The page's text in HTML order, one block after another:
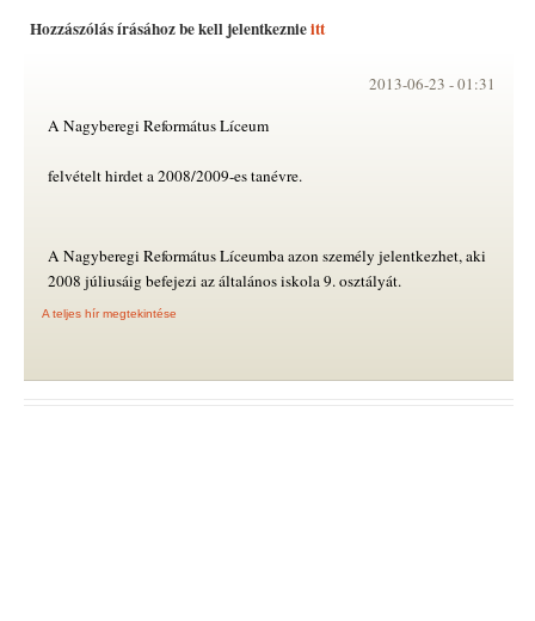
Hozzászólás írásához be kell jelentkeznieitt
2013-06-23 -01:31
A Nagyberegi Református Líceum
felvételt hirdet a 2008/2009-es tanévre.
A Nagyberegi Református Líceumba azon személy jelentkezhet, aki
2008 júliusáig befejezi az általános iskola 9. osztályát.
A teljes hír megtekintése